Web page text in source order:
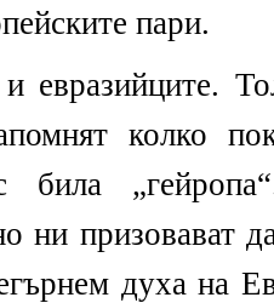
пари.
евразийците.
колко
била
ни призовават
духа на